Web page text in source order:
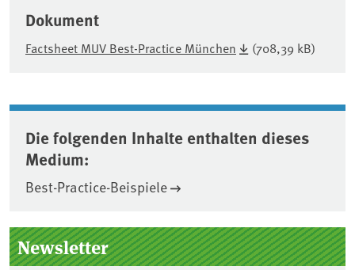
Dokument
Factsheet MUV Best-Practice München (708,39 kB)
Die folgenden Inhalte enthalten dieses
Medium:
Best-Practice-Beispiele
Seitenleiste
Newsletter